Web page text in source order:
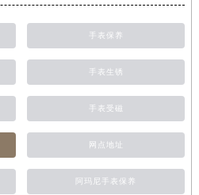
手表保养
手表生锈
手表受磁
网点地址
阿玛尼手表保养